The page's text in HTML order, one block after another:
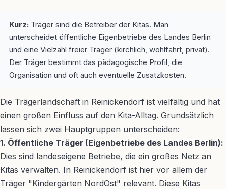
Kurz: Träger sind die Betreiber der Kitas. Man
unterscheidet öffentliche Eigenbetriebe des Landes Berlin
und eine Vielzahl freier Träger (kirchlich, wohlfahrt, privat).
Der Träger bestimmt das pädagogische Profil, die
Organisation und oft auch eventuelle Zusatzkosten.
Die Trägerlandschaft in Reinickendorf ist vielfältig und hat
einen großen Einfluss auf den Kita-Alltag. Grundsätzlich
lassen sich zwei Hauptgruppen unterscheiden:
1. Öffentliche Träger (Eigenbetriebe des Landes Berlin):
Dies sind landeseigene Betriebe, die ein großes Netz an
Kitas verwalten. In Reinickendorf ist hier vor allem der
Träger "Kindergärten NordOst" relevant. Diese Kitas